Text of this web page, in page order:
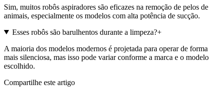
Sim, muitos robôs aspiradores são eficazes na remoção de pelos de
animais, especialmente os modelos com alta potência de sucção.
Esses robôs são barulhentos durante a limpeza?+
A maioria dos modelos modernos é projetada para operar de forma
mais silenciosa, mas isso pode variar conforme a marca e o modelo
escolhido.
Compartilhe este artigo